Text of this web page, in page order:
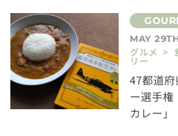
MAY
グルメ >
リー
47都道
ー選手権
カレー」